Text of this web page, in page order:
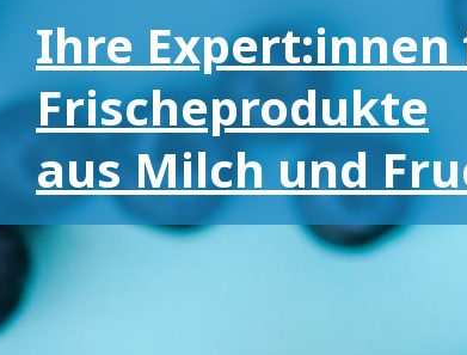
Ihre
Frischeprodukte
aus Milch und